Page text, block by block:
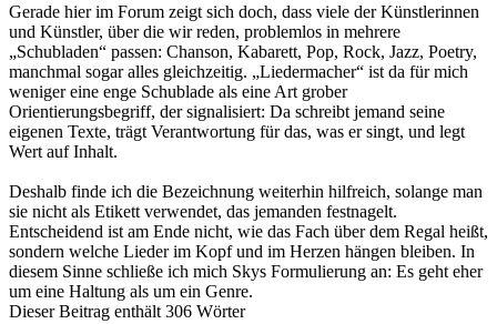
Gerade hier im Forum zeigt sich doch, dass viele der Künstlerinnen
und Künstler, über die wir reden, problemlos in mehrere
„Schubladen“ passen: Chanson, Kabarett, Pop, Rock, Jazz, Poetry,
manchmal sogar alles gleichzeitig. „Liedermacher“ ist da für mich
weniger eine enge Schublade als eine Art grober
Orientierungsbegriff, der signalisiert: Da schreibt jemand seine
eigenen Texte, trägt Verantwortung für das, was er singt, und legt
Wert auf Inhalt.
Deshalb finde ich die Bezeichnung weiterhin hilfreich, solange man
sie nicht als Etikett verwendet, das jemanden festnagelt.
Entscheidend ist am Ende nicht, wie das Fach über dem Regal heißt,
sondern welche Lieder im Kopf und im Herzen hängen bleiben. In
diesem Sinne schließe ich mich Skys Formulierung an: Es geht eher
um eine Haltung als um ein Genre.
Dieser Beitrag enthält 306 Wörter